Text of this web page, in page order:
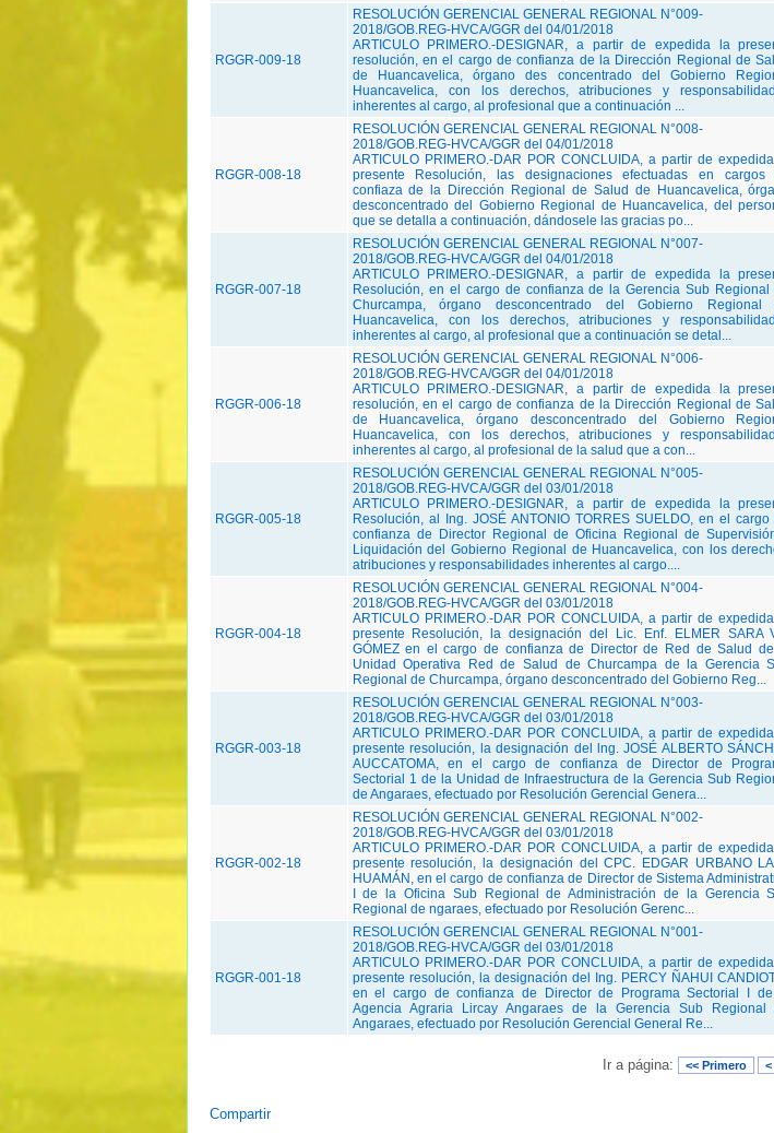
RGGR-009-18
RESOLUCIÓN GERENCIAL GENERAL REGIONAL N°009-
2018/GOB.REG-HVCA/GGR del 04/01/2018
ARTICULO PRIMERO.-DESIGNAR, a partir de expedida la
resolución, en el cargo de confianza de la Dirección Regional de
de Huancavelica, órgano des concentrado del Gobierno
Huancavelica, con los derechos, atribuciones y
inherentes al cargo, al profesional que a continuación ...
RGGR-008-18
RESOLUCIÓN GERENCIAL GENERAL REGIONAL N°008-
2018/GOB.REG-HVCA/GGR del 04/01/2018
ARTICULO PRIMERO.-DAR POR CONCLUIDA, a partir de
presente Resolución, las designaciones efectuadas en cargos
confiaza de la Dirección Regional de Salud de Huancavelica,
desconcentrado del Gobierno Regional de Huancavelica, del
que se detalla a continuación, dándosele las gracias po...
RGGR-007-18
RESOLUCIÓN GERENCIAL GENERAL REGIONAL N°007-
2018/GOB.REG-HVCA/GGR del 04/01/2018
ARTICULO PRIMERO.-DESIGNAR, a partir de expedida la
Resolución, en el cargo de confianza de la Gerencia Sub Regional
Churcampa, órgano desconcentrado del Gobierno Regional
Huancavelica, con los derechos, atribuciones y
inherentes al cargo, al profesional que a continuación se detal...
RGGR-006-18
RESOLUCIÓN GERENCIAL GENERAL REGIONAL N°006-
2018/GOB.REG-HVCA/GGR del 04/01/2018
ARTICULO PRIMERO.-DESIGNAR, a partir de expedida la
resolución, en el cargo de confianza de la Dirección Regional de
de Huancavelica, órgano desconcentrado del Gobierno
Huancavelica, con los derechos, atribuciones y
inherentes al cargo, al profesional de la salud que a con...
RGGR-005-18
RESOLUCIÓN GERENCIAL GENERAL REGIONAL N°005-
2018/GOB.REG-HVCA/GGR del 03/01/2018
ARTICULO PRIMERO.-DESIGNAR, a partir de expedida la
Resolución, al Ing. JOSÉ ANTONIO TORRES SUELDO, en el cargo
confianza de Director Regional de Oficina Regional de
Liquidación del Gobierno Regional de Huancavelica, con los
atribuciones y responsabilidades inherentes al cargo....
RGGR-004-18
RESOLUCIÓN GERENCIAL GENERAL REGIONAL N°004-
2018/GOB.REG-HVCA/GGR del 03/01/2018
ARTICULO PRIMERO.-DAR POR CONCLUIDA, a partir de
presente Resolución, la designación del Lic. Enf. ELMER SARA
GÓMEZ en el cargo de confianza de Director de Red de Salud
Unidad Operativa Red de Salud de Churcampa de la Gerencia
Regional de Churcampa, órgano desconcentrado del Gobierno Reg...
RGGR-003-18
RESOLUCIÓN GERENCIAL GENERAL REGIONAL N°003-
2018/GOB.REG-HVCA/GGR del 03/01/2018
ARTICULO PRIMERO.-DAR POR CONCLUIDA, a partir de
presente resolución, la designación del lng. JOSÉ ALBERTO
AUCCATOMA, en el cargo de confianza de Director de
Sectorial 1 de la Unidad de Infraestructura de la Gerencia Sub
de Angaraes, efectuado por Resolución Gerencial Genera...
RGGR-002-18
RESOLUCIÓN GERENCIAL GENERAL REGIONAL N°002-
2018/GOB.REG-HVCA/GGR del 03/01/2018
ARTICULO PRIMERO.-DAR POR CONCLUIDA, a partir de
presente resolución, la designación del CPC. EDGAR URBANO
HUAMÁN, en el cargo de confianza de Director de Sistema
I de la Oficina Sub Regional de Administración de la Gerencia
Regional de ngaraes, efectuado por Resolución Gerenc...
RGGR-001-18
RESOLUCIÓN GERENCIAL GENERAL REGIONAL N°001-
2018/GOB.REG-HVCA/GGR del 03/01/2018
ARTICULO PRIMERO.-DAR POR CONCLUIDA, a partir de
presente resolución, la designación del Ing. PERCY ÑAHUI
en el cargo de confianza de Director de Programa Sectorial I
Agencia Agraria Lircay Angaraes de la Gerencia Sub Regional
Angaraes, efectuado por Resolución Gerencial General Re...
Ir a página: << Primero
Compartir